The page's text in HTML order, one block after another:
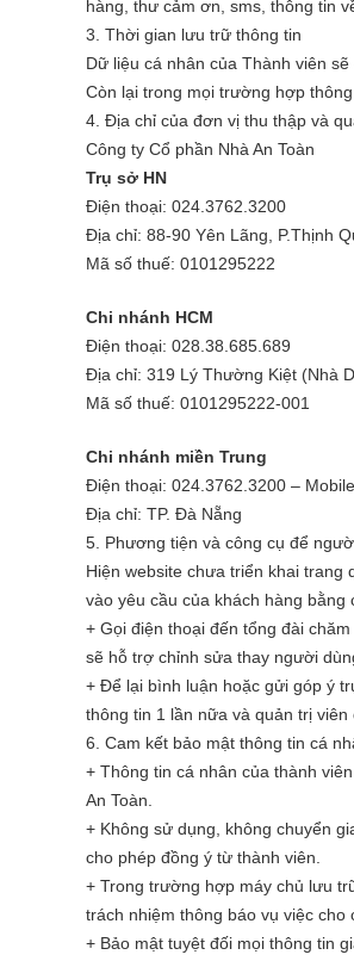
hàng, thư cảm ơn, sms, thông tin
3. Thời gian lưu trữ thông tin
Dữ liệu cá nhân của Thành viên
Còn lại trong mọi trường hợp
4. Địa chỉ của đơn vị thu thập và
Công ty Cổ phần Nhà An Toàn
Trụ sở HN
Điện thoại: 024.3762.3200
Địa chỉ: 88-90 Yên Lãng, P.Thịnh
Mã số thuế: 0101295222
Chi nhánh HCM
Điện thoại: 028.38.685.689
Địa chỉ: 319 Lý Thường Kiệt (Nhà
Mã số thuế: 0101295222-001
Chi nhánh miền Trung
Điện thoại: 024.3762.3200 –
Địa chỉ: TP. Đà Nẵng
5. Phương tiện và công cụ để
Hiện website chưa triển khai trang
vào yêu cầu của khách hàng bằng
+ Gọi điện thoại đến tổng đài
sẽ hỗ trợ chỉnh sửa thay người
+ Để lại bình luận hoặc gửi góp ý
thông tin 1 lần nữa và quản trị
6. Cam kết bảo mật thông tin cá
+ Thông tin cá nhân của thành
An Toàn.
+ Không sử dụng, không chuyển
cho phép đồng ý từ thành viên.
+ Trong trường hợp máy chủ lưu
trách nhiệm thông báo vụ việc
+ Bảo mật tuyệt đối mọi thông tin